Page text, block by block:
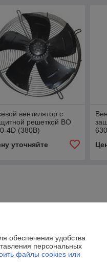
вентилятор с
решеткой ВО
4D (380В)
уточняйте
д.16, оф.5, Минск,
обеспечения удобства
персональных
файлы cookies или